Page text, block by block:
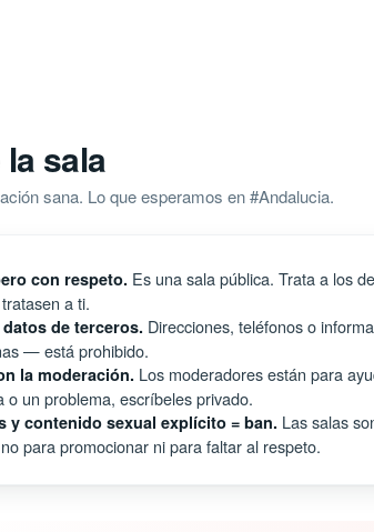
sala
sana. Lo que esperamos en #Andalucia.
con respeto. Es una sala pública. Trata a los
a ti.
de terceros. Direcciones, teléfonos o
— está prohibido.
la moderación. Los moderadores están para
o un problema, escríbeles privado.
y contenido sexual explícito = ban. Las salas
para promocionar ni para faltar al respeto.